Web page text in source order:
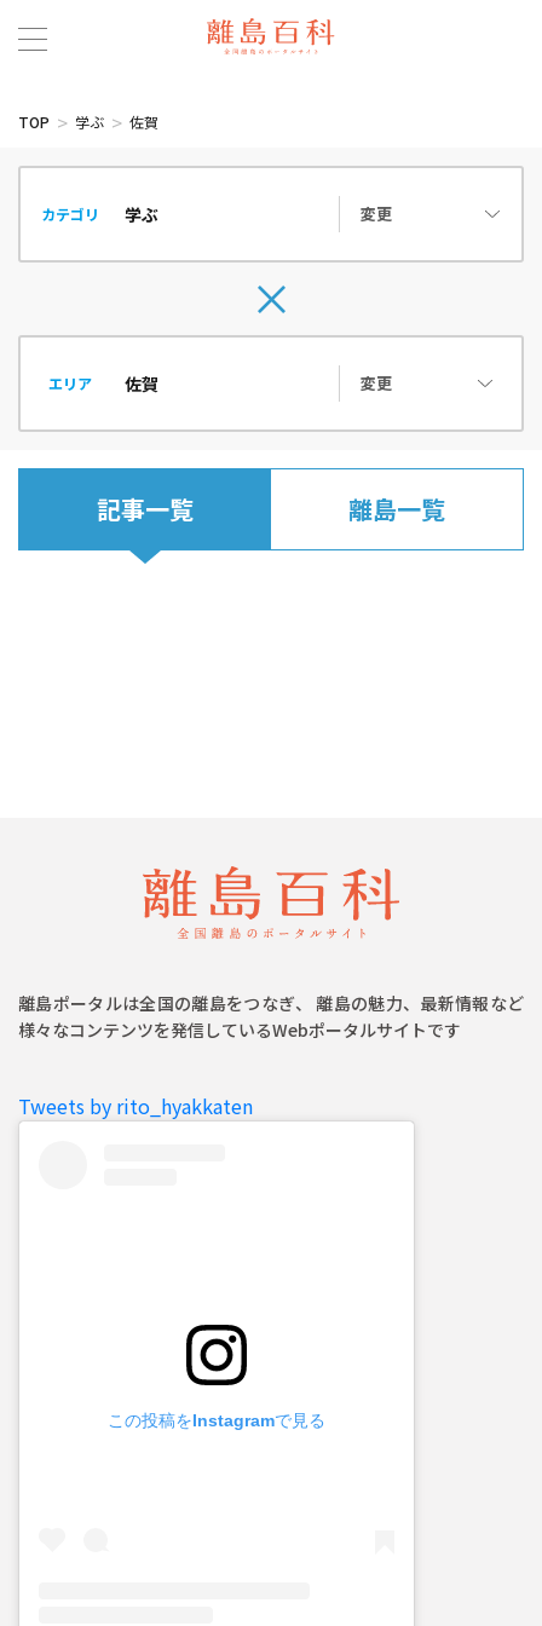
TOP 学ぶ 佐賀
カテゴリ 変更
エリア 変更
記事一覧 離島一覧
離島ポータルは全国の離島をつなぎ、 離島の魅力、最新情報など
様々なコンテンツを発信しているWebポータルサイトです
Tweets by rito_hyakkaten
この投稿をInstagramで見る